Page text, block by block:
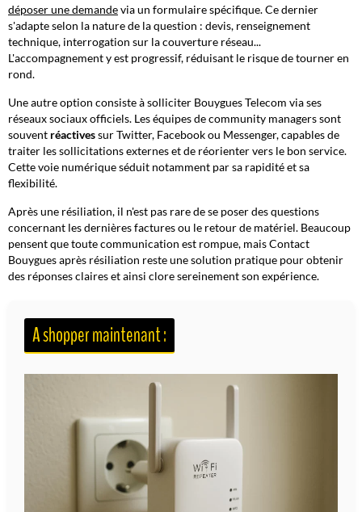
déposer une demandevia un formulaire spécifique. Ce dernier
s'adapte selon la nature de la question : devis, renseignement
technique, interrogation sur la couverture réseau...
L'accompagnement y est progressif, réduisant le risque de tourner en
rond.
Une autre option consiste à solliciter Bouygues Telecom via ses
réseaux sociaux officiels. Les équipes de community managers sont
souvent réactivessur Twitter, Facebook ou Messenger, capables de
traiter les sollicitations externes et de réorienter vers le bon service.
Cette voie numérique séduit notamment par sa rapidité et sa
flexibilité.
Après une résiliation, il n'est pas rare de se poser des questions
concernant les dernières factures ou le retour de matériel. Beaucoup
pensent que toute communication est rompue, mais Contact
Bouygues après résiliation reste une solution pratique pour obtenir
des réponses claires et ainsi clore sereinement son expérience.
A shopper maintenant :